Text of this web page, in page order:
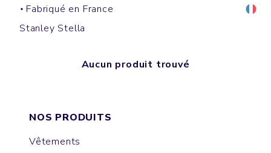
Fabriqué en France
Stanley Stella
Aucun produit trouvé
NOS PRODUITS
Vêtements